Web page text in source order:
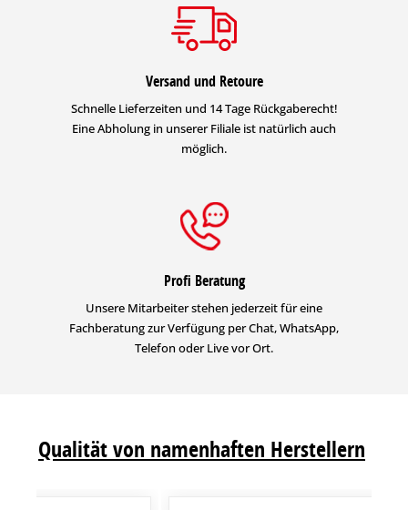
Versand und Retoure
Schnelle Lieferzeiten und 14 Tage Rückgaberecht!
Eine Abholung in unserer Filiale ist natürlich auch
möglich.
Profi Beratung
Unsere Mitarbeiter stehen jederzeit für eine
Fachberatung zur Verfügung per Chat, WhatsApp,
Telefon oder Live vor Ort.
Qualität von namenhaften Herstellern